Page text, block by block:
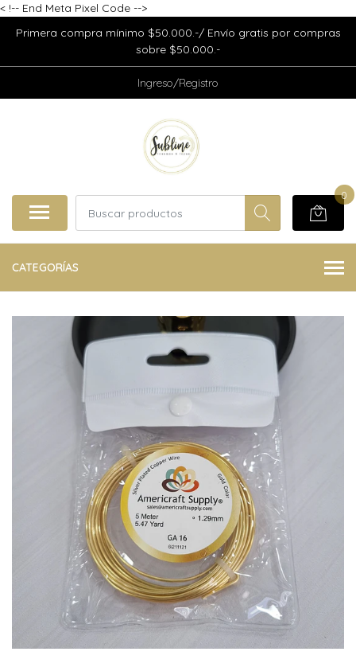
< !-- End Meta Pixel Code -->
Primera compra mínimo $50.000.-/ Envío gratis por compras
sobre $50.000.-
Ingreso/Registro
0
CATEGORÍAS